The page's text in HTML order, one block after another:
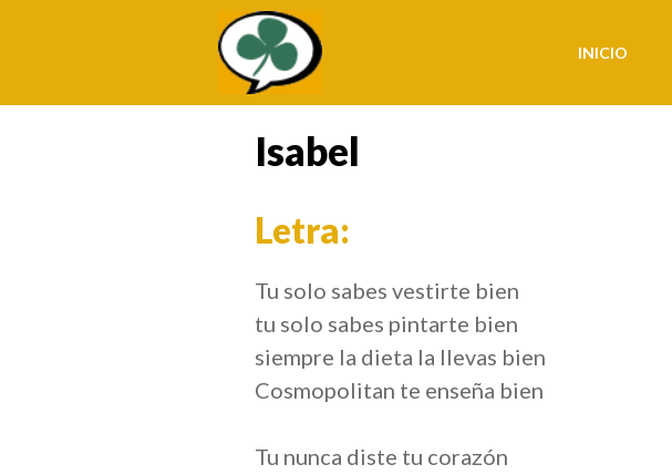
INICIO
Isabel
Letra:
Tu solo sabes vestirte bien
tu solo sabes pintarte bien
siempre la dieta la llevas bien
Cosmopolitan te enseña bien
Tu nunca diste tu corazón